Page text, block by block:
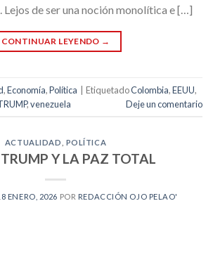
Lejos de ser una noción monolítica e […]
CONTINUAR LEYENDO →
,Economía,Política EtiquetadoColombia,EEUU,
,venezuela Deje un comentario
ACTUALIDAD POLÍTICA
Y LA PAZ TOTAL
ENERO, 2026 POR REDACCIÓN OJO PELAO'